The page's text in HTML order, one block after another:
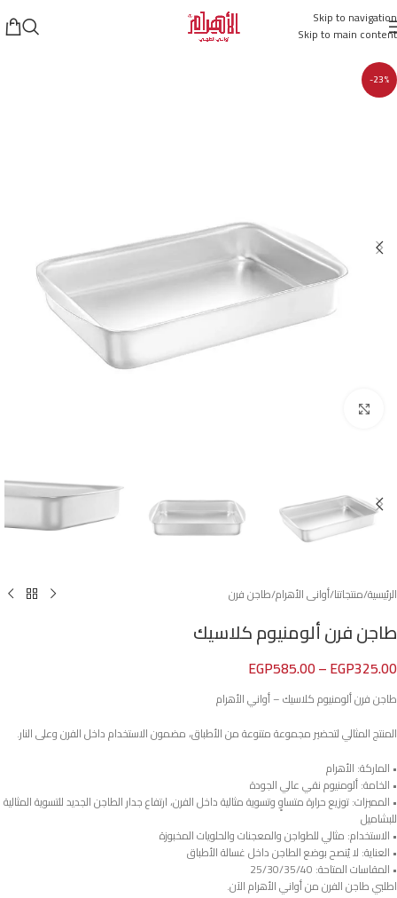
Skip to navigation
Skip to main content
-23%
الرئيسية/منتجاتنا/أوانى الأهرام/طاجن فرن
طاجن فرن ألومنيوم كلاسيك
EGP325.00
–
EGP585.00
طاجن فرن ألومنيوم كلاسيك – أواني الأهرام
المنتج المثالي لتحضير مجموعة متنوعة من الأطباق، مضمون الاستخدام داخل الفرن وعلى النار.
• الماركة: الأهرام
• الخامة: ألومنيوم نقي عالي الجودة
• المميزات: توزيع حرارة متساوٍ وتسوية مثالية داخل الفرن، ارتفاع جدار الطاجن الجديد للتسوية المثالية
للبشاميل
• الاستخدام: مثالي للطواجن والمعجنات والحلويات المخبوزة
• العناية: لا يُنصح بوضع الطاجن داخل غسالة الأطباق
• المقاسات المتاحة: 25/30/35/40
اطلبي طاجن الفرن من أواني الأهرام الآن.